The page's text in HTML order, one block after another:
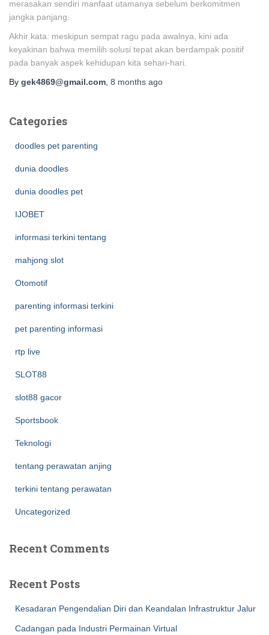
merasakan sendiri manfaat utamanya sebelum berkomitmen
jangka panjang.
Akhir kata: meskipun sempat ragu pada awalnya, kini ada
keyakinan bahwa memilih solusi tepat akan berdampak positif
pada banyak aspek kehidupan kita sehari-hari.
By gek4869@gmail.com 8 months ago
Categories
doodles pet parenting
dunia doodles
dunia doodles pet
IJOBET
informasi terkini tentang
mahjong slot
Otomotif
parenting informasi terkini
pet parenting informasi
rtp live
SLOT88
slot88 gacor
Sportsbook
Teknologi
tentang perawatan anjing
terkini tentang perawatan
Uncategorized
Recent Comments
Recent Posts
Kesadaran Pengendalian Diri dan Keandalan Infrastruktur Jalur
Cadangan pada Industri Permainan Virtual